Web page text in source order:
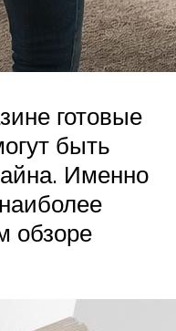
готовые
быть
Именно
обзоре